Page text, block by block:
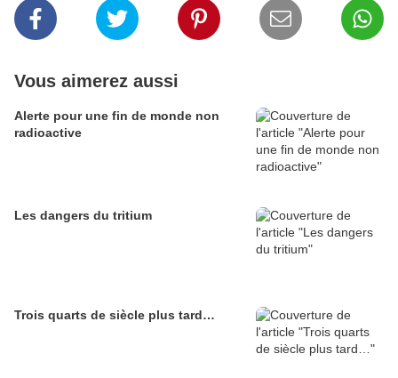
Vous aimerez aussi
Alerte pour une fin de monde non
radioactive
Les dangers du tritium
Trois quarts de siècle plus tard…